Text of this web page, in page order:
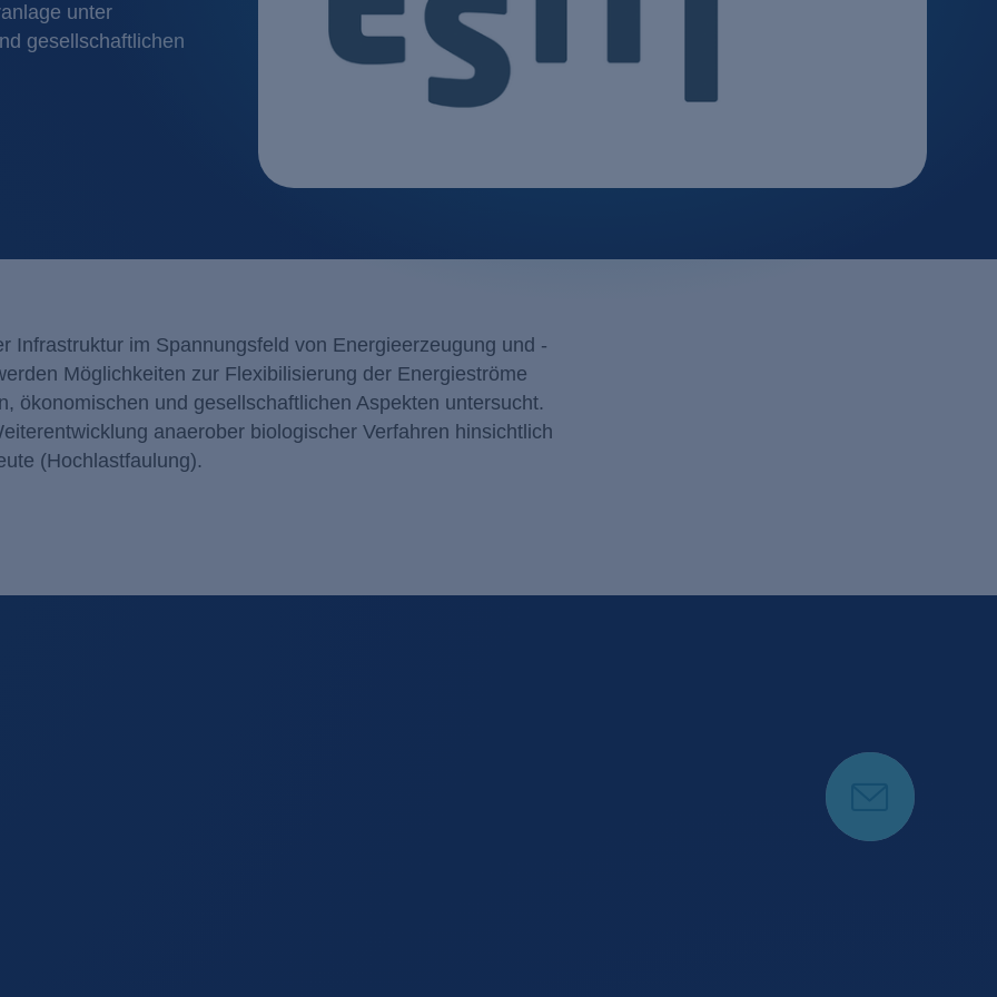
unter
gesellschaftlichen
Kosmetik / Reinigungsmittel
Lebensmittel / Getränke
Metall- / Oberflächentechnologie
Filtration / Adsorption
Flotation
Ionenaustausch
Infrastruktur im Spannungsfeld von Energieerzeugung und -
Möglichkeiten zur Flexibilisierung der Energieströme
ökonomischen und gesellschaftlichen Aspekten untersucht.
anaerober biologischer Verfahren hinsichtlich
(Hochlastfaulung).